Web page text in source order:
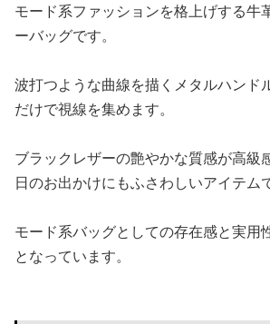
モード系ファッションを格上げする牛
ーバッグです。
波打つような曲線を描くメタルハンド
だけで視線を集めます。
ブラックレザーの艶やかな質感が高級
日のお出かけにもふさわしいアイテム
モード系バッグとしての存在感と実用
となっています。